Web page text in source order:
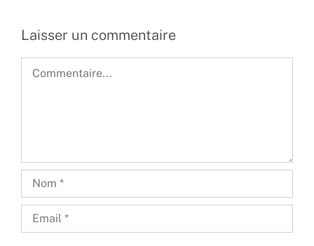
Laisser un commentaire